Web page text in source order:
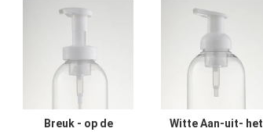
Breuk - op de
Witte Aan-uit- het